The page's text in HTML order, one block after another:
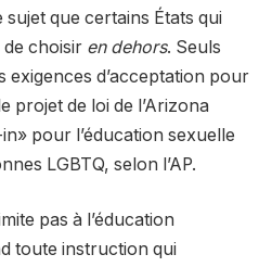
que certains États qui
choisir en dehors. Seuls
exigences d’acceptation pour
projet de loi de l’Arizona
pour l’éducation sexuelle
LGBTQ, selon l’AP.
pas à l’éducation
toute instruction qui